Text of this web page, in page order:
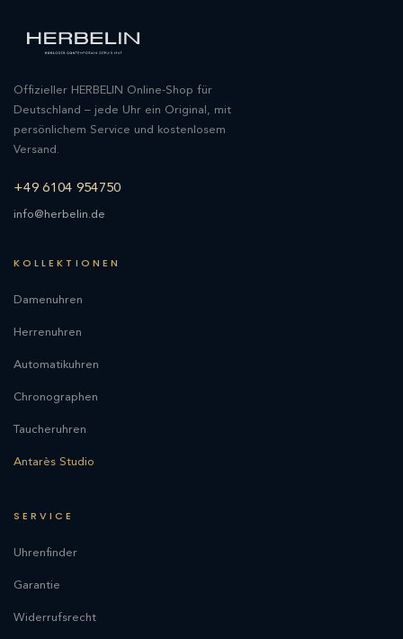
Offizieller HERBELIN Online-Shop für
Deutschland – jede Uhr ein Original, mit
persönlichem Service und kostenlosem
Versand.
+49 6104 954750
info@herbelin.de
KOLLEKTIONEN
Damenuhren
Herrenuhren
Automatikuhren
Chronographen
Taucheruhren
Antarès Studio
SERVICE
Uhrenfinder
Garantie
Widerrufsrecht